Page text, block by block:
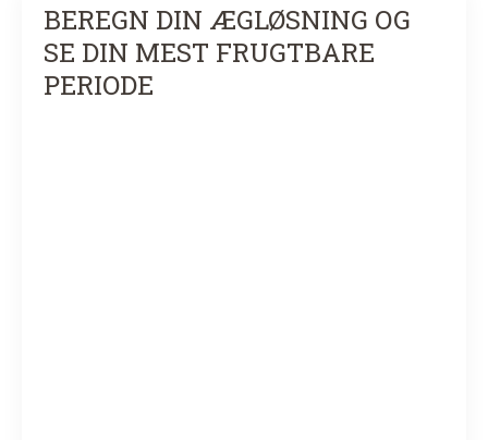
BEREGN DIN ÆGLØSNING OG
SE DIN MEST FRUGTBARE
PERIODE